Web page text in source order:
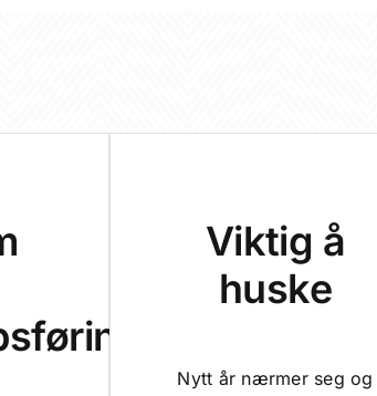
Viktig å
huske
Nytt år nærmer seg og